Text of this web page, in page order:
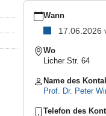
https://www.uni-
giessen.de/de/ueber-
uns/veranstaltungen/
Campus
Wirtschaft
Wann
17.06.2026
Wo
Licher Str. 64
Name des
Prof. Dr. Peter
Telefon des